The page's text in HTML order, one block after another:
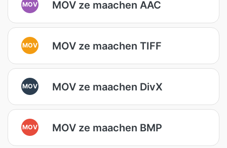
MOV MOV ze maachen AAC
MOV MOV ze maachen TIFF
MOV MOV ze maachen DivX
MOV MOV ze maachen BMP